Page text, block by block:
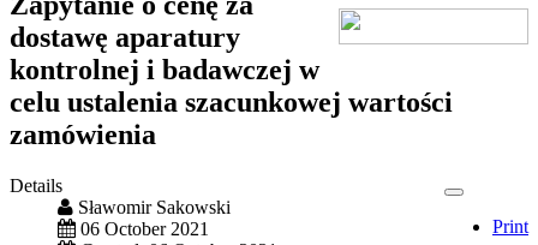
dostawę aparatury
kontrolnej i badawczej w
celu ustalenia szacunkowej wartości
zamówienia
Print
Details
Sławomir Sakowski
06 October 2021